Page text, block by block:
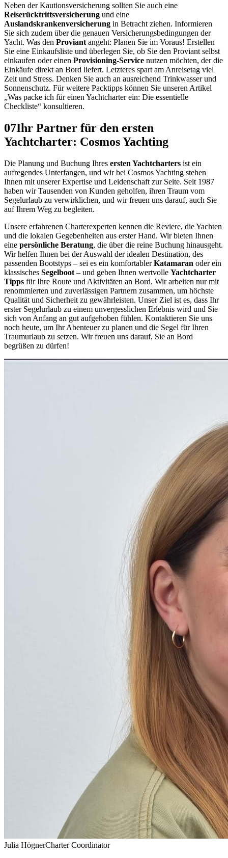
Neben der Kautionsversicherung sollten Sie auch eine
Reiserücktrittsversicherung und eine
Auslandskrankenversicherung in Betracht ziehen. Informieren
Sie sich zudem über die genauen Versicherungsbedingungen der
Yacht. Was den Proviant angeht: Planen Sie im Voraus! Erstellen
Sie eine Einkaufsliste und überlegen Sie, ob Sie den Proviant selbst
einkaufen oder einen Provisioning-Service nutzen möchten, der die
Einkäufe direkt an Bord liefert. Letzteres spart am Anreisetag viel
Zeit und Stress. Denken Sie auch an ausreichend Trinkwasser und
Sonnenschutz. Für weitere Packtipps können Sie unseren Artikel
„Was packe ich für einen Yachtcharter ein: Die essentielle
Checkliste“ konsultieren.
07Ihr Partner für den ersten
Yachtcharter: Cosmos Yachting
Die Planung und Buchung Ihres ersten Yachtcharters ist ein
aufregendes Unterfangen, und wir bei Cosmos Yachting stehen
Ihnen mit unserer Expertise und Leidenschaft zur Seite. Seit 1987
haben wir Tausenden von Kunden geholfen, ihren Traum vom
Segelurlaub zu verwirklichen, und wir freuen uns darauf, auch Sie
auf Ihrem Weg zu begleiten.
Unsere erfahrenen Charterexperten kennen die Reviere, die Yachten
und die lokalen Gegebenheiten aus erster Hand. Wir bieten Ihnen
eine persönliche Beratung, die über die reine Buchung hinausgeht.
Wir helfen Ihnen bei der Auswahl der idealen Destination, des
passenden Bootstyps – sei es ein komfortablerKatamaran oder ein
klassisches Segelboot – und geben Ihnen wertvolle Yachtcharter
Tipps für Ihre Route und Aktivitäten an Bord. Wir arbeiten nur mit
renommierten und zuverlässigen Partnern zusammen, um höchste
Qualität und Sicherheit zu gewährleisten. Unser Ziel ist es, dass Ihr
erster Segelurlaub zu einem unvergesslichen Erlebnis wird und Sie
sich von Anfang an gut aufgehoben fühlen. Kontaktieren Sie uns
noch heute, um Ihr Abenteuer zu planen und die Segel für Ihren
Traumurlaub zu setzen. Wir freuen uns darauf, Sie an Bord
begrüßen zu dürfen!
Julia HögnerCharter Coordinator